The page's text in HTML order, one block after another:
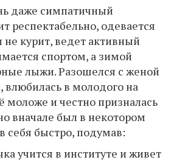
даже симпатичный
респектабельно, одевается
не курит, ведет активный
спортом, а зимой
лыжи. Разошелся с женой
влюбилась в молодого на
моложе и честно призналась
вначале был в некотором
себя быстро, подумав:
учится в институте и живет